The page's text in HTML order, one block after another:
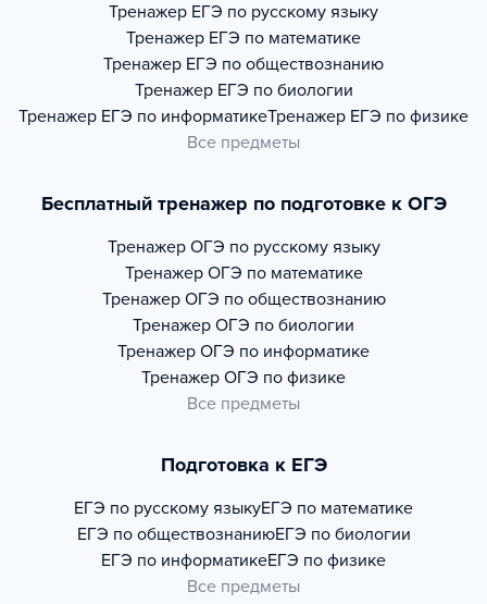
Тренажер ЕГЭ по русскому языку
Тренажер ЕГЭ по математике
Тренажер ЕГЭ по обществознанию
Тренажер ЕГЭ по биологии
Тренажер ЕГЭ по информатикеТренажер ЕГЭ по физике
Все предметы
Бесплатный тренажер по подготовке к ОГЭ
Тренажер ОГЭ по русскому языку
Тренажер ОГЭ по математике
Тренажер ОГЭ по обществознанию
Тренажер ОГЭ по биологии
Тренажер ОГЭ по информатике
Тренажер ОГЭ по физике
Все предметы
Подготовка к ЕГЭ
ЕГЭ по русскому языкуЕГЭ по математике
ЕГЭ по обществознаниюЕГЭ по биологии
ЕГЭ по информатикеЕГЭ по физике
Все предметы